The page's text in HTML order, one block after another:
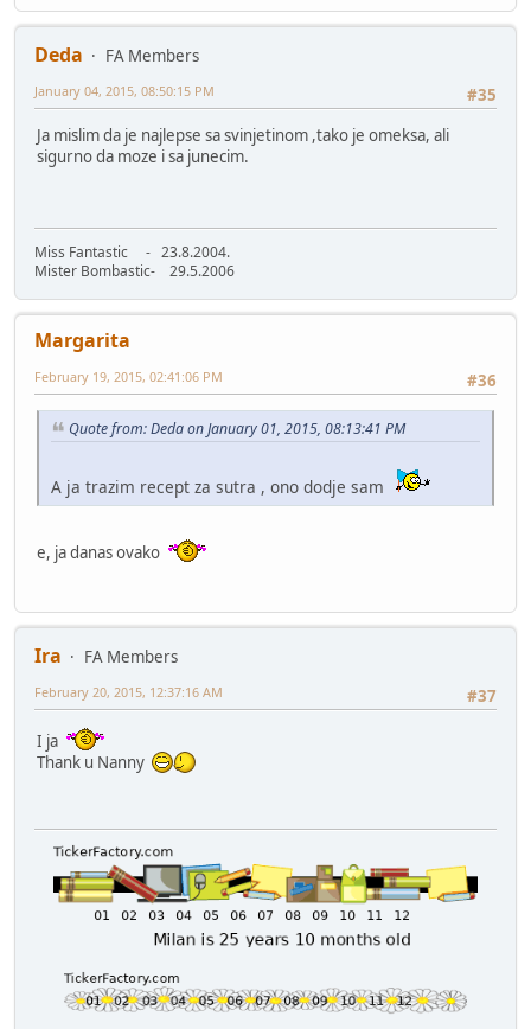
Deda
FA Members
#35
January 04, 2015, 08:50:15 PM
Ja mislim da je najlepse sa svinjetinom ,tako je omeksa, ali
sigurno da moze i sa junecim.
Miss Fantastic - 23.8.2004.
Mister Bombastic- 29.5.2006
Margarita
#36
February 19, 2015, 02:41:06 PM
Quote from: Deda on January 01, 2015, 08:13:41 PM
A ja trazim recept za sutra , ono dodje sam
e, ja danas ovako
Ira
FA Members
#37
February 20, 2015, 12:37:16 AM
I ja
Thank u Nanny